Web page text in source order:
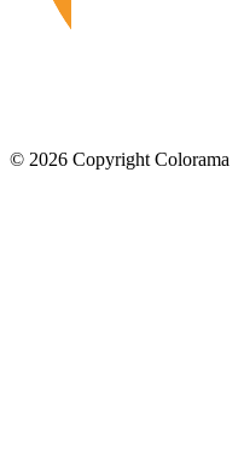
© 2026 Copyright Colorama